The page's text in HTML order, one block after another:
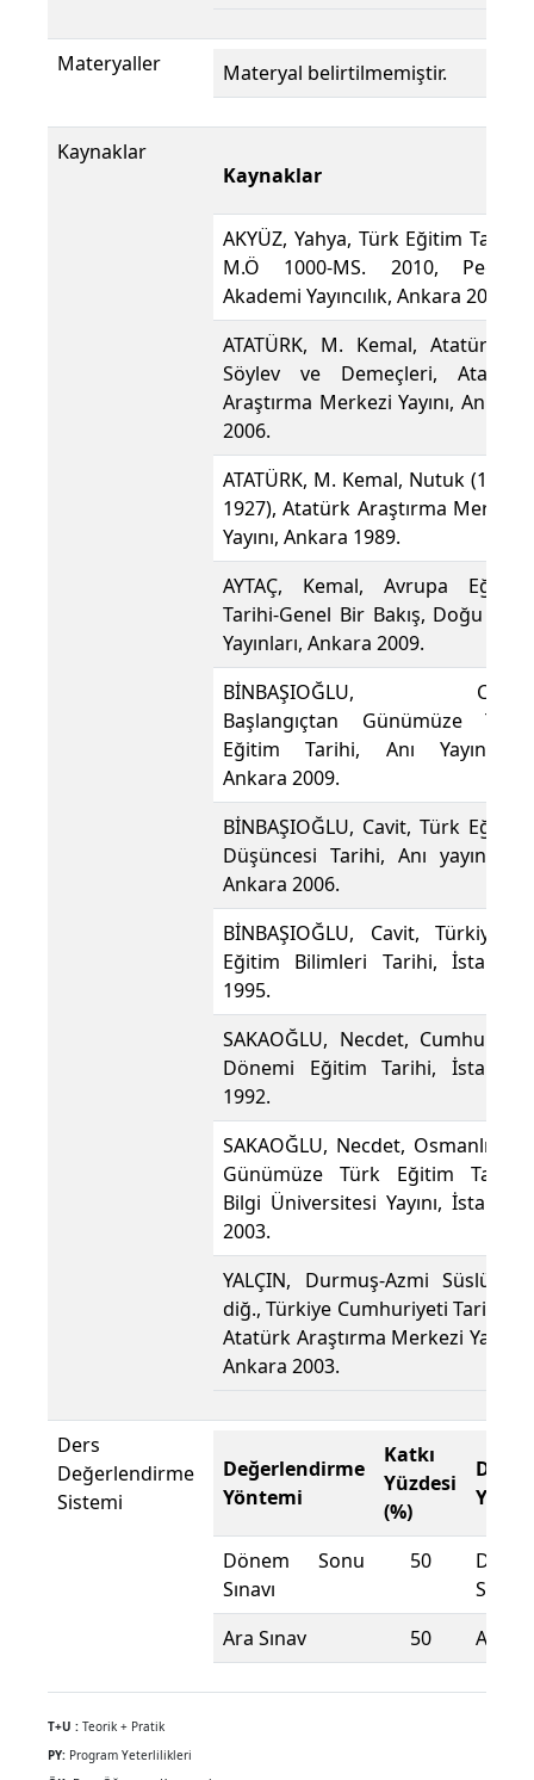
Materyaller Materyal belirtilmemiştir.
Kaynaklar
Kaynaklar
AKYÜZ, Yahya, Türk Eğitim Tarihi-
M.Ö 1000-MS. 2010, Pegem
Akademi Yayıncılık, Ankara 2010.
ATATÜRK, M. Kemal, Atatürk’ün
Söylev ve Demeçleri, Atatürk
Araştırma Merkezi Yayını, Ankara
2006.
ATATÜRK, M. Kemal, Nutuk (1919-
1927), Atatürk Araştırma Merkezi
Yayını, Ankara 1989.
AYTAÇ, Kemal, Avrupa Eğitim
Tarihi-Genel Bir Bakış, Doğu Batı
Yayınları, Ankara 2009.
BİNBAŞIOĞLU, Cavit,
Başlangıçtan Günümüze Türk
Eğitim Tarihi, Anı Yayıncılık,
Ankara 2009.
BİNBAŞIOĞLU, Cavit, Türk Eğitim
Düşüncesi Tarihi, Anı yayıncılık,
Ankara 2006.
BİNBAŞIOĞLU, Cavit, Türkiye’de
Eğitim Bilimleri Tarihi, İstanbul
1995.
SAKAOĞLU, Necdet, Cumhuriyet
Dönemi Eğitim Tarihi, İstanbul
1992.
SAKAOĞLU, Necdet, Osmanlı’dan
Günümüze Türk Eğitim Tarihi,
Bilgi Üniversitesi Yayını, İstanbul
2003.
YALÇIN, Durmuş-Azmi Süslü ve
diğ., Türkiye Cumhuriyeti Tarihi-II,
Atatürk Araştırma Merkezi Yayını,
Ankara 2003.
Ders
Değerlendirme
Sistemi
Değerlendirme
Yöntemi
Katkı
Yüzdesi
(%)
Dönem Sonu
Sınavı
50
Sınavı
Ara Sınav
50 Ara
T+U : Teorik + Pratik
PY: Program Yeterlilikleri